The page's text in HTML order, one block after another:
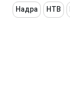
Надра НТВ